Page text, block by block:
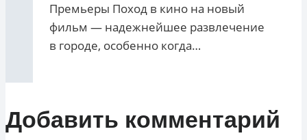
Премьеры Поход в кино на новый
фильм — надежнейшее развлечение
в городе, особенно когда…
Добавить комментарий